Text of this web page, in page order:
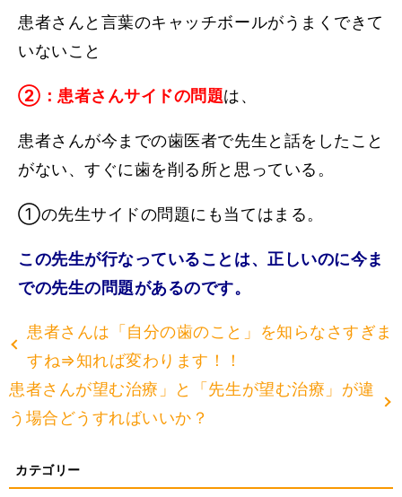
患者さんと言葉のキャッチボールがうまくできて
いないこと
②：患者さんサイドの問題は、
患者さんが今までの歯医者で先生と話をしたこと
がない、すぐに歯を削る所と思っている。
①の先生サイドの問題にも当てはまる。
この先生が行なっていることは、正しいのに今ま
での先生の問題があるのです。
患者さんは「自分の歯のこと」を知らなさすぎま
すね⇒知れば変わります！！
患者さんが望む治療」と「先生が望む治療」が違
う場合どうすればいいか？